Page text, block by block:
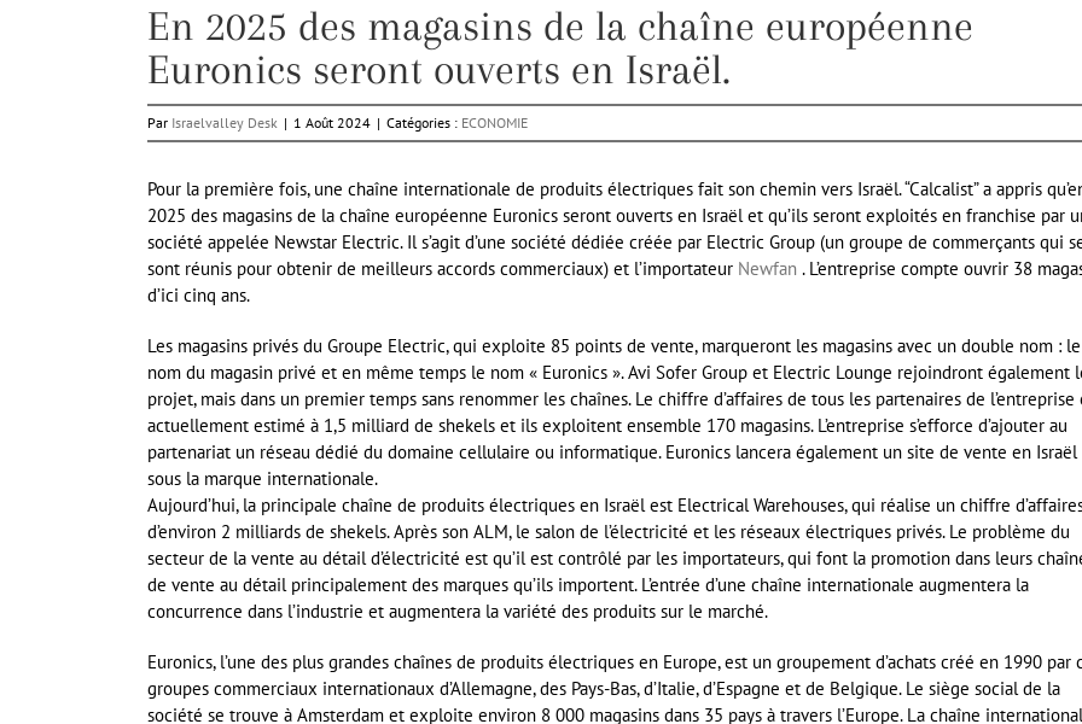
En 2025 des magasins de la chaîne européenne
Euronics seront ouverts en Israël.
Par Israelvalley Desk | 1 Août 2024 | Catégories : ECONOMIE
Pour la première fois, une chaîne internationale de produits électriques fait son chemin vers Israël. “Calcalist” a appris
2025 des magasins de la chaîne européenne Euronics seront ouverts en Israël et qu’ils seront exploités en franchise par
société appelée Newstar Electric. Il s’agit d’une société dédiée créée par Electric Group (un groupe de commerçants qui
sont réunis pour obtenir de meilleurs accords commerciaux) et l’importateur Newfan . L’entreprise compte ouvrir 38
d’ici cinq ans.
Les magasins privés du Groupe Electric, qui exploite 85 points de vente, marqueront les magasins avec un double nom : le
nom du magasin privé et en même temps le nom « Euronics ». Avi Sofer Group et Electric Lounge rejoindront également
projet, mais dans un premier temps sans renommer les chaînes. Le chiffre d’affaires de tous les partenaires de l’entreprise
actuellement estimé à 1,5 milliard de shekels et ils exploitent ensemble 170 magasins. L’entreprise s’efforce d’ajouter au
partenariat un réseau dédié du domaine cellulaire ou informatique. Euronics lancera également un site de vente en Israël
sous la marque internationale.
Aujourd’hui, la principale chaîne de produits électriques en Israël est Electrical Warehouses, qui réalise un chiffre
d’environ 2 milliards de shekels. Après son ALM, le salon de l’électricité et les réseaux électriques privés. Le problème du
secteur de la vente au détail d’électricité est qu’il est contrôlé par les importateurs, qui font la promotion dans leurs
de vente au détail principalement des marques qu’ils importent. L’entrée d’une chaîne internationale augmentera la
concurrence dans l’industrie et augmentera la variété des produits sur le marché.
Euronics, l’une des plus grandes chaînes de produits électriques en Europe, est un groupement d’achats créé en 1990 par
groupes commerciaux internationaux d’Allemagne, des Pays-Bas, d’Italie, d’Espagne et de Belgique. Le siège social de la
société se trouve à Amsterdam et exploite environ 8 000 magasins dans 35 pays à travers l’Europe. La chaîne